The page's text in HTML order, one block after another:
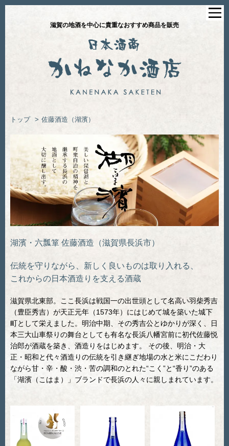
滋賀の地酒を中心に貴重なおすすめ商品を販売
トップ > 佐藤酒造（湖濱）
湖濱・六瓢箪 佐藤酒造（滋賀県長浜市）
伝統を守りながら、新しく良いものは取り入れる、
これからの日本酒造りを支える酒蔵
滋賀県北東部。ここ長浜は戦国一の出世頭として名高い羽柴秀吉
（豊臣秀吉）が天正元年（1573年）にはじめて城を築いた城下
町として栄えました。明治中期、その秀吉公とゆかりが深く、日
本三大山車祭りの舞台としても有名な長浜八幡宮前に初代佐藤悦
治郎が酒蔵を築き、酒造りをはじめます。 その後、明治・大
正・昭和と代々酒造りの伝統を引き継ぎ地場の水と米にこだわり
ながら甘・辛・酸・渋・苦の調和のとれた“こく”と“香り”のある
「湖濱（こはま）」ブランドで長浜の人々に親しまれています。